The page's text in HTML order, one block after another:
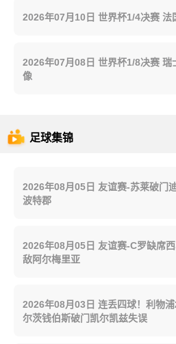
2026年07月10日 世界杯1/4决赛 法
2026年07月08日 世界杯1/8决赛 瑞
像
足球集锦
2026年08月05日 友谊赛-苏莱破门
波特郡
2026年08月05日 友谊赛-C罗缺席
敌阿尔梅里亚
2026年08月03日 连丢四球！利物
尔茨钱伯斯破门凯尔凯兹失误